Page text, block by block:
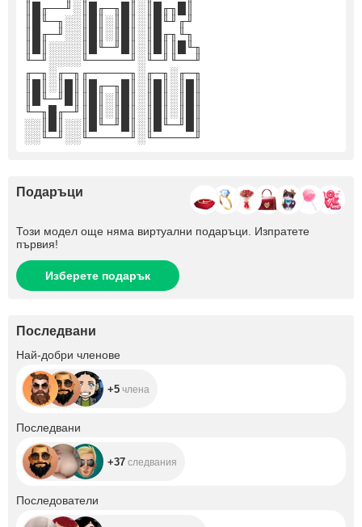
║█╓──╜░║█╓─╖█║░║█╓╖█║
║█╙─╖░░║█║░║█║░║█╙╜╓╜
║█╓─╜░░║█║░║█║░║█╓╖╙╖
║█║░░░░║█╙─╜█║░║█║║█╙╖
╙─╜░░░░╙─────╜░╙─╜╙──╜
╓─╖░╓─╖╓─────╖░╓─╖░╓─╖
║█║░║█║║█╓─╖█║░║█║░║█║
║█╙─╜█║║█║░║█║░║█║░║█║
╙─╖█╓─╜║█║░║█║░║█║░║█║
░░║█║░░║█╙─╜█║░║█╙─╜█║
░░╙─╜░░╙─────╜░╙─────╜
Подаръци
Този модел още няма виртуални подаръци. Изпратете
първия!
Изберете подарък
Последвани
Най-добри членове
+5 члена
Последвани
+37 следвания
Последователи